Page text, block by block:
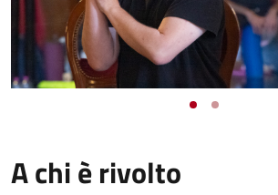
A chi è rivolto